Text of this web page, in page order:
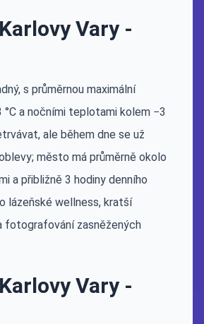
Vary -
s průměrnou maximální
a nočními teplotami kolem −3
ale během dne se už
město má průměrně okolo
a přibližně 3 hodiny denního
lázeňské wellness, kratší
fotografování zasněžených
Vary -